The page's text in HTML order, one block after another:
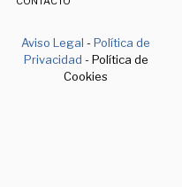
Aviso Legal -Política de
Privacidad - Política de
Cookies